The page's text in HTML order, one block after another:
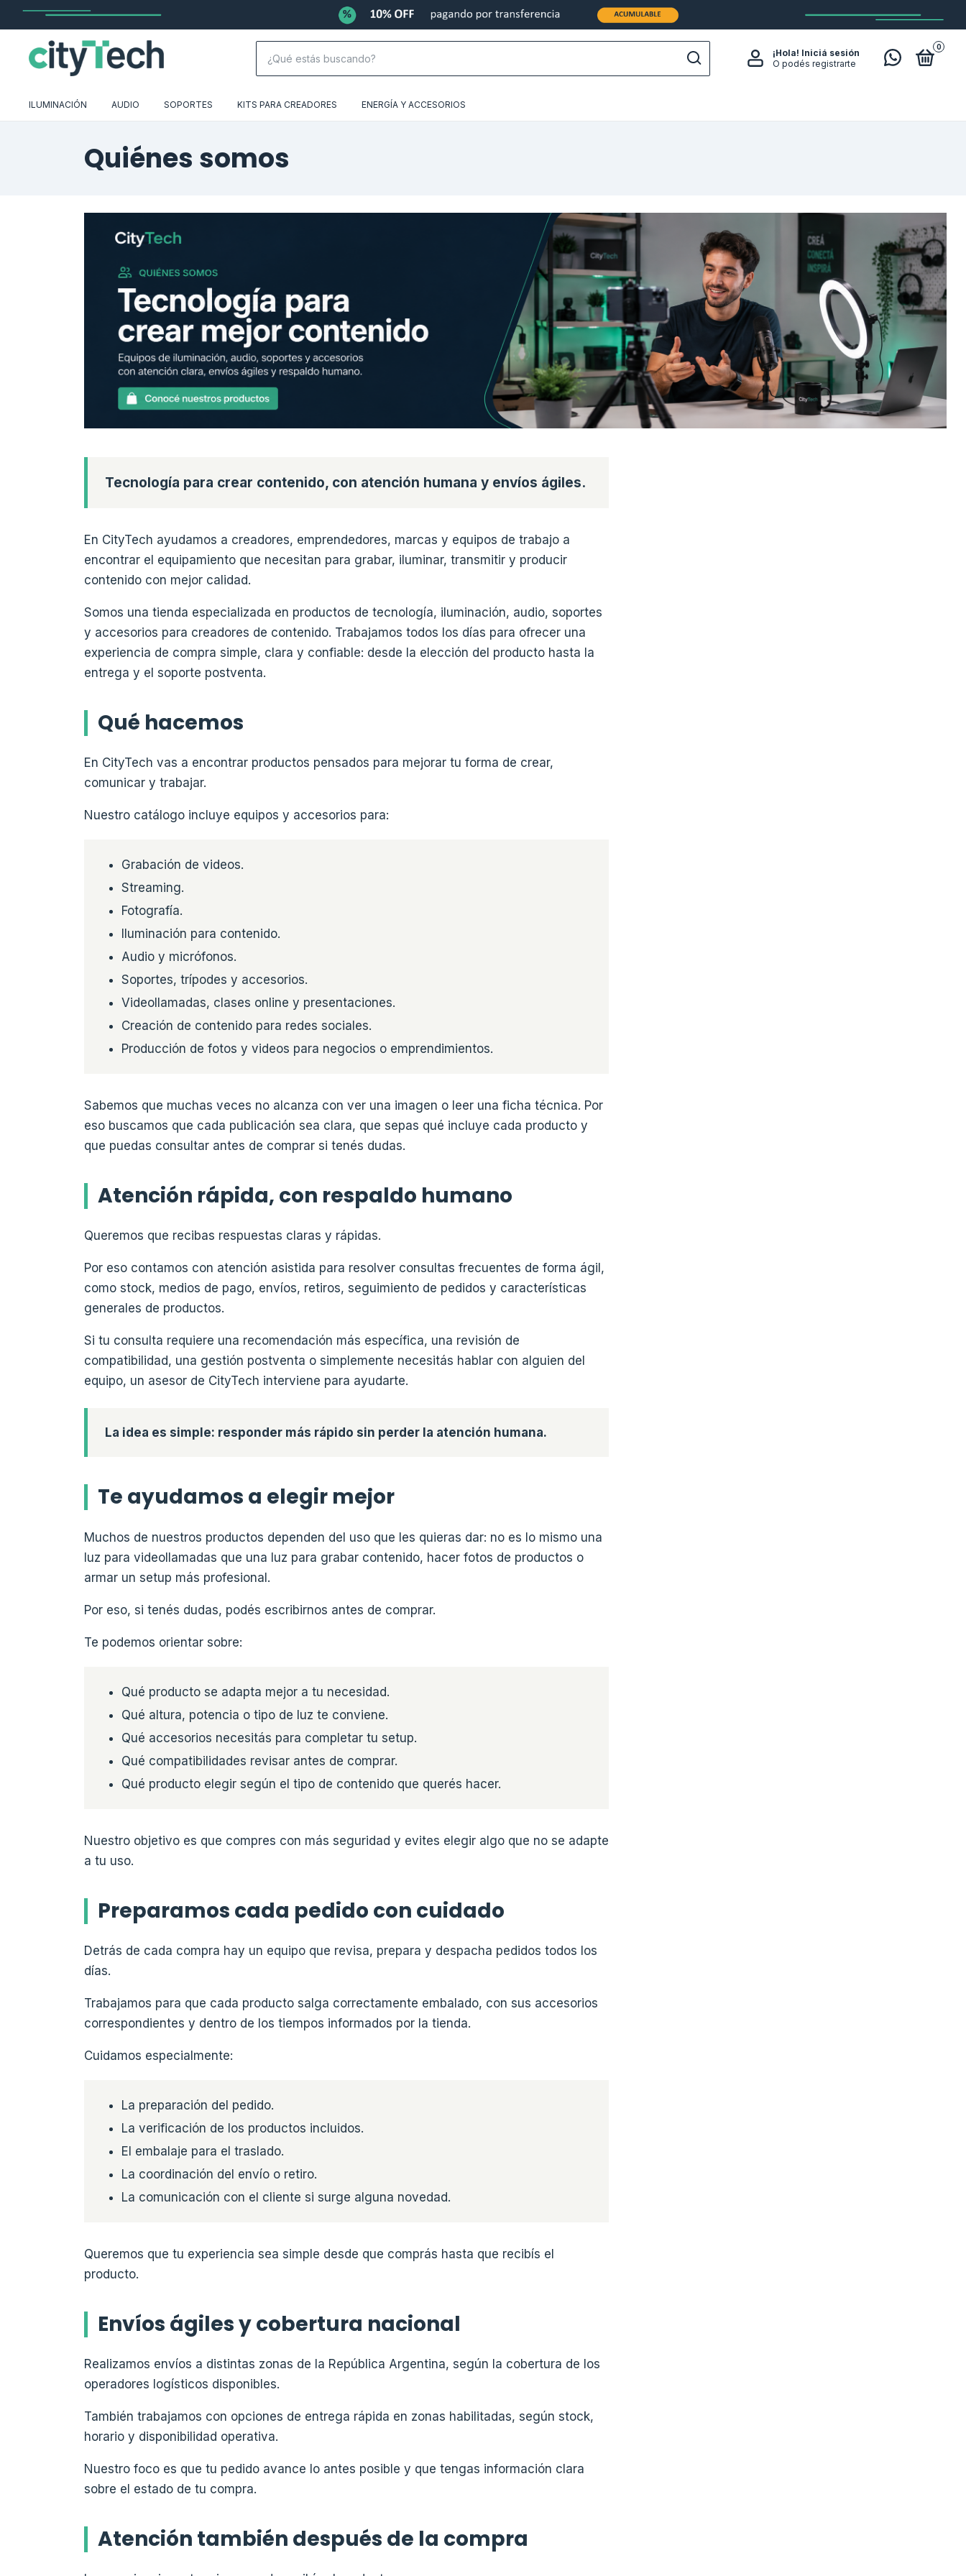
¡Hola! Iniciá sesión
O podés registrarte
0
ILUMINACIÓN AUDIO SOPORTES KITS PARA CREADORES ENERGÍA Y ACCESORIOS
Quiénes somos
Tecnología para crear contenido, con atención humana y envíos ágiles.
En CityTech ayudamos a creadores, emprendedores, marcas y equipos de trabajo a
encontrar el equipamiento que necesitan para grabar, iluminar, transmitir y producir
contenido con mejor calidad.
Somos una tienda especializada en productos de tecnología, iluminación, audio, soportes
y accesorios para creadores de contenido. Trabajamos todos los días para ofrecer una
experiencia de compra simple, clara y confiable: desde la elección del producto hasta la
entrega y el soporte postventa.
Qué hacemos
En CityTech vas a encontrar productos pensados para mejorar tu forma de crear,
comunicar y trabajar.
Nuestro catálogo incluye equipos y accesorios para:
Grabación de videos.
Streaming.
Fotografía.
Iluminación para contenido.
Audio y micrófonos.
Soportes, trípodes y accesorios.
Videollamadas, clases online y presentaciones.
Creación de contenido para redes sociales.
Producción de fotos y videos para negocios o emprendimientos.
Sabemos que muchas veces no alcanza con ver una imagen o leer una ficha técnica. Por
eso buscamos que cada publicación sea clara, que sepas qué incluye cada producto y
que puedas consultar antes de comprar si tenés dudas.
Atención rápida, con respaldo humano
Queremos que recibas respuestas claras y rápidas.
Por eso contamos con atención asistida para resolver consultas frecuentes de forma ágil,
como stock, medios de pago, envíos, retiros, seguimiento de pedidos y características
generales de productos.
Si tu consulta requiere una recomendación más específica, una revisión de
compatibilidad, una gestión postventa o simplemente necesitás hablar con alguien del
equipo, un asesor de CityTech interviene para ayudarte.
La idea es simple: responder más rápido sin perder la atención humana.
Te ayudamos a elegir mejor
Muchos de nuestros productos dependen del uso que les quieras dar: no es lo mismo una
luz para videollamadas que una luz para grabar contenido, hacer fotos de productos o
armar un setup más profesional.
Por eso, si tenés dudas, podés escribirnos antes de comprar.
Te podemos orientar sobre:
Qué producto se adapta mejor a tu necesidad.
Qué altura, potencia o tipo de luz te conviene.
Qué accesorios necesitás para completar tu setup.
Qué compatibilidades revisar antes de comprar.
Qué producto elegir según el tipo de contenido que querés hacer.
Nuestro objetivo es que compres con más seguridad y evites elegir algo que no se adapte
a tu uso.
Preparamos cada pedido con cuidado
Detrás de cada compra hay un equipo que revisa, prepara y despacha pedidos todos los
días.
Trabajamos para que cada producto salga correctamente embalado, con sus accesorios
correspondientes y dentro de los tiempos informados por la tienda.
Cuidamos especialmente:
La preparación del pedido.
La verificación de los productos incluidos.
El embalaje para el traslado.
La coordinación del envío o retiro.
La comunicación con el cliente si surge alguna novedad.
Queremos que tu experiencia sea simple desde que comprás hasta que recibís el
producto.
Envíos ágiles y cobertura nacional
Realizamos envíos a distintas zonas de la República Argentina, según la cobertura de los
operadores logísticos disponibles.
También trabajamos con opciones de entrega rápida en zonas habilitadas, según stock,
horario y disponibilidad operativa.
Nuestro foco es que tu pedido avance lo antes posible y que tengas información clara
sobre el estado de tu compra.
Atención también después de la compra